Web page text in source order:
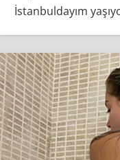
İstanbuldayım